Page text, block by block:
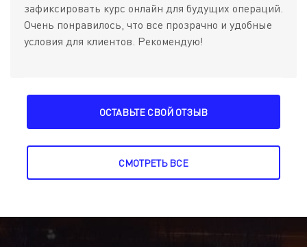
зафиксировать курс онлайн для будущих операций.
Очень понравилось, что все прозрачно и удобные
условия для клиентов. Рекомендую!
ОСТАВЬТЕ СВОЙ ОТЗЫВ
СМОТРЕТЬ ВСЕ